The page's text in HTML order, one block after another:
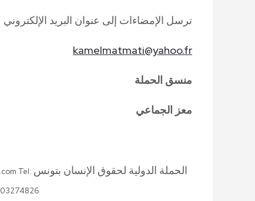
ترسل الإمضاءات إلى عنوان البريد الإلكتروني
kamelmatmati@yahoo.fr
منسق الحملة
معز الجماعي
الحملة الدولية لحقوق الإنسان بتونس Tel: